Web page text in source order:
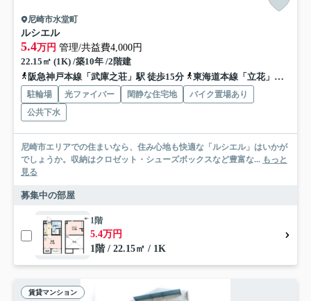
尼崎市水堂町
ルシエル
5.4万円 管理/共益費4,000円
22.15㎡ (1K) /築10年 /2階建
阪急神戸本線「武庫之荘」駅 徒歩15分
東海道本線「立花」駅 徒歩20分
駐輪場 光ファイバー 閑静な住宅地
バイク置場あり
公共下水
尼崎市エリアでの住まいなら、住み心地も快適な「ルシエル」はいかが
でしょうか。収納はクロゼット・シューズボックスなど豊富な... もっと
見る
募集中の部屋
1階
5.4万円
1階 / 22.15㎡ / 1K
賃貸マンション